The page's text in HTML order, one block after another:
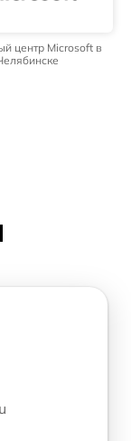
центр Microsoft в